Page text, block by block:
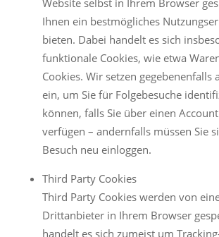
Website selbst in Ihrem Browser
Ihnen ein bestmögliches
bieten. Dabei handelt es sich
funktionale Cookies, wie etwa
Cookies. Wir setzen gegebenenfalls
ein, um Sie für Folgebesuche
können, falls Sie über einen
verfügen – andernfalls müssen Sie
Besuch neu einloggen.
Third Party Cookies
Third Party Cookies werden von
Drittanbieter in Ihrem Browser
handelt es sich zumeist um